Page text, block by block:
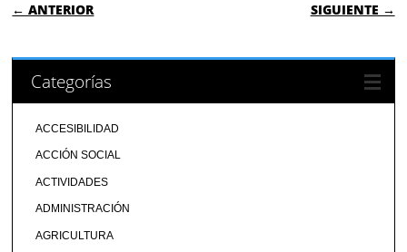
← ANTERIOR SIGUIENTE →
Categorías
ACCESIBILIDAD
ACCIÓN SOCIAL
ACTIVIDADES
ADMINISTRACIÓN
AGRICULTURA